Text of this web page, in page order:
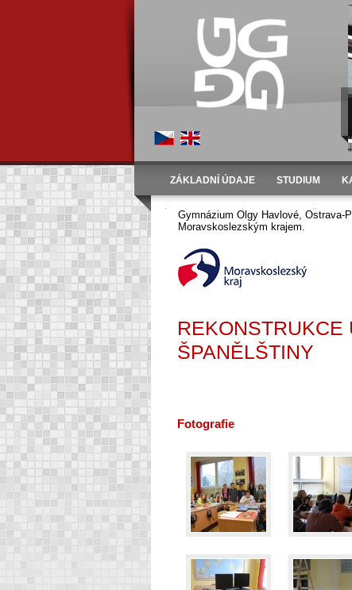
ZÁKLADNÍ ÚDAJE STUDIUM
Úvod Aktivity Úspěchy školy Školní rok
Gymnázium Olgy Havlové, Ostrava-
Moravskoslezským krajem.
REKONSTRUKCE
ŠPANĚLŠTINY
Fotografie